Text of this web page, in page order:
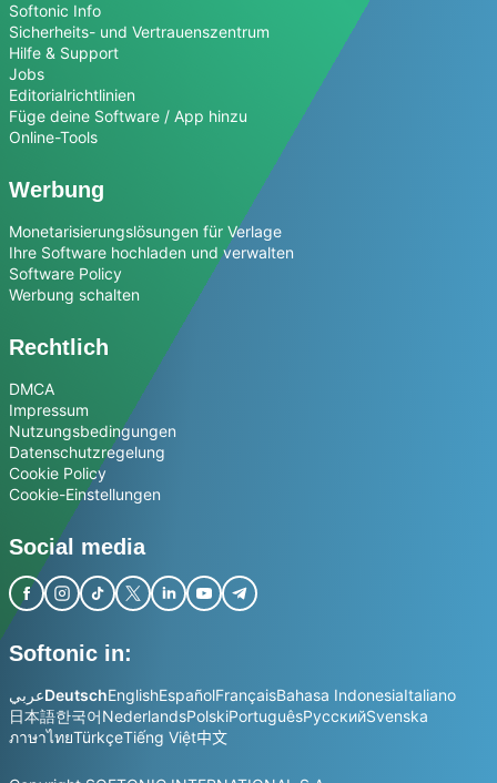
Softonic Info
Sicherheits- und Vertrauenszentrum
Hilfe & Support
Jobs
Editorialrichtlinien
Füge deine Software / App hinzu
Online-Tools
Werbung
Monetarisierungslösungen für Verlage
Ihre Software hochladen und verwalten
Software Policy
Werbung schalten
Rechtlich
DMCA
Impressum
Nutzungsbedingungen
Datenschutzregelung
Cookie Policy
Cookie-Einstellungen
Social media
Softonic in:
عربيDeutschEnglishEspañolFrançaisBahasa IndonesiaItaliano
日本語한국어NederlandsPolskiPortuguêsРусскийSvenska
ภาษาไทยTürkçeTiếng Việt中文